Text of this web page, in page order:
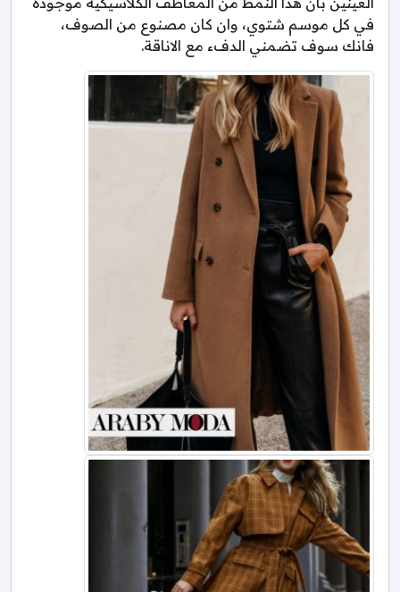
في كل موسم شتوي، وان كان مصنوع من الصوف،
فانك سوف تضمني الدفء مع الاناقة.